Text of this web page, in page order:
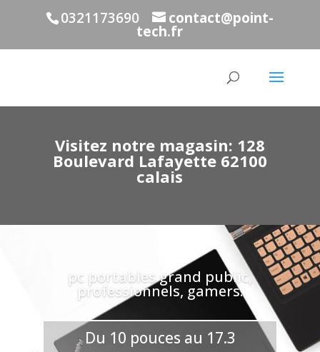
0321173690 contact@point-
tech.fr
Visitez notre magasin: 128
Boulevard Lafayette 62100
calais
pc portables grand public,
professionnels, gamers.
Du 10 pouces au 17.3